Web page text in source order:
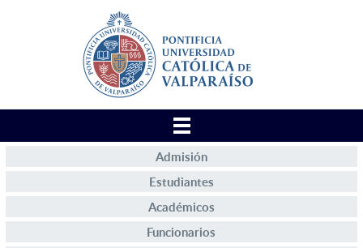
Admisión
Estudiantes
Académicos
Funcionarios